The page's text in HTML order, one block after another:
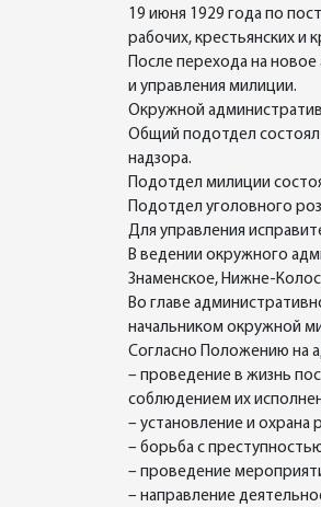
19 июня 1929 года по
рабочих, крестьянских и
После перехода на
и управления милиции.
Окружной
Общий подотдел состоял
надзора.
Подотдел милиции
Подотдел уголовного
Для управления
В ведении окружного
Знаменское, Нижне-
Во главе
начальником окружной
Согласно Положению на
– проведение в жизнь
соблюдением их
– установление и охрана
– борьба с
– проведение
– направление